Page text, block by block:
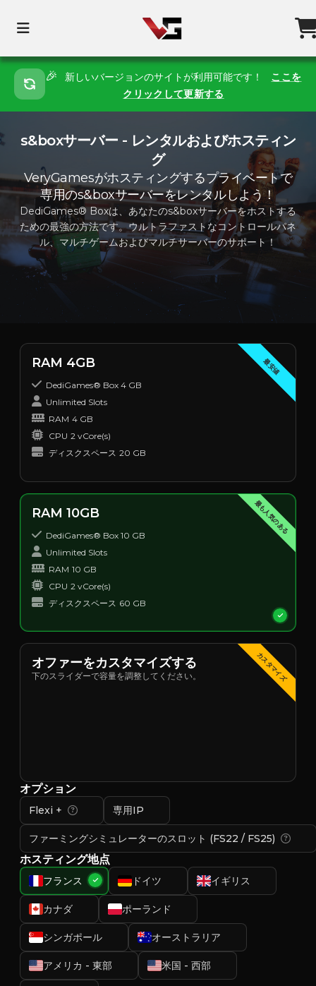
🎉 新しいバージョンのサイトが利用可能です！
ここを
クリックして更新する
s&boxサーバー - レンタルおよびホスティン
グ
VeryGamesがホスティングするプライベートで
専用のs&boxサーバーをレンタルしよう！
DediGames® Boxは、あなたのs&boxサーバーをホストする
ための最強の方法です。ウルトラファストなコントロールパネ
ル、マルチゲームおよびマルチサーバーのサポート！
最安値
RAM 4GB
DediGames® Box 4 GB
Unlimited Slots
RAM 4 GB
CPU 2 vCore(s)
ディスクスペース 20 GB
最も人気のある
RAM 10GB
DediGames® Box 10 GB
Unlimited Slots
RAM 10 GB
CPU 2 vCore(s)
ディスクスペース 60 GB
カスタマイズ
オファーをカスタマイズする
下のスライダーで容量を調整してください。
オプション
Flexi + 専用IP
ファーミングシミュレーターのスロット (FS22 / FS25)
ホスティング地点
フランス ドイツ イギリス
カナダ ポーランド
シンガポール オーストラリア
アメリカ - 東部 米国 - 西部